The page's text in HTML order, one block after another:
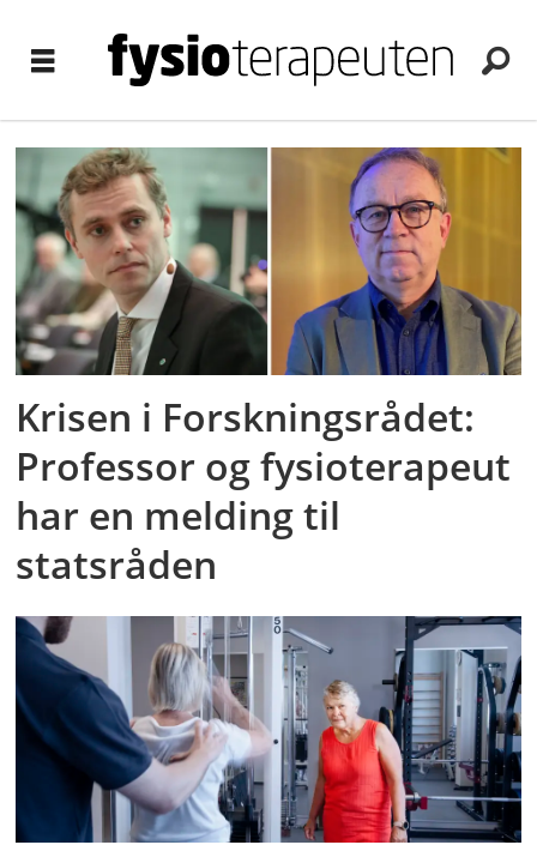
Tag:
forskningsrådet
Krisen i Forskningsrådet:
Professor og fysioterapeut
har en melding til
statsråden